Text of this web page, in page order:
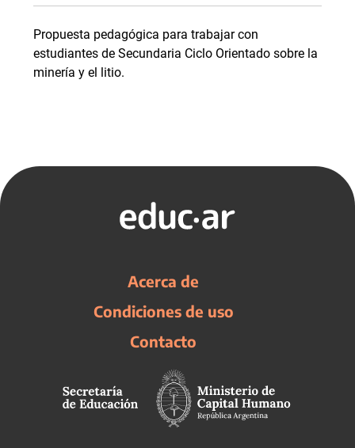
Propuesta pedagógica para trabajar con
estudiantes de Secundaria Ciclo Orientado sobre la
minería y el litio.
Acerca de
Condiciones de uso
Contacto